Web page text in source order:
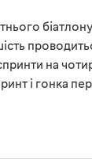
на
і гонка